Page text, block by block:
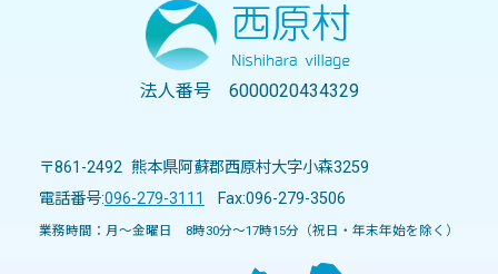
法人番号 6000020434329
〒861-2492 熊本県阿蘇郡西原村大字小森3259
電話番号:096-279-3111 Fax:096-279-3506
業務時間：月～金曜日 8時30分～17時15分（祝日・年末年始を除く）